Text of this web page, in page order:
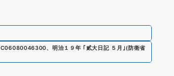
C06080046300、 明治１９年 ｢貳大日記 ５月｣(防衛省